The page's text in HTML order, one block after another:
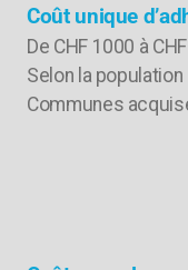
Coût unique
De CHF 1000 à
Selon la population
Communes